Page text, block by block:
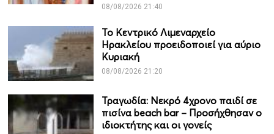
08/08/2026 21:40
Το Κεντρικό Λιμεναρχείο
Ηρακλείου προειδοποιεί για αύριο
Κυριακή
08/08/2026 21:20
Τραγωδία: Νεκρό 4χρονο παιδί σε
πισίνα beach bar – Προσήχθησαν ο
ιδιοκτήτης και οι γονείς